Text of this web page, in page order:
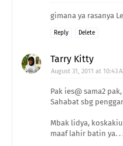
gimana ya rasanya
Reply Delete
Tarry Kitty
August 31, 2011 at 10:43
Pak ies@ sama2
Sahabat sbg
Mbak lidya,
maaf lahir batin ya. .